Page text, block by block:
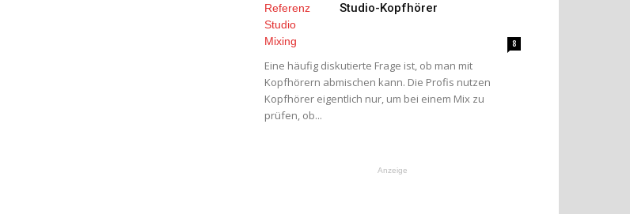
Studio-Kopfhörer
8
Eine häufig diskutierte Frage ist, ob man mit
Kopfhörern abmischen kann. Die Profis nutzen
Kopfhörer eigentlich nur, um bei einem Mix zu
prüfen, ob...
Anzeige